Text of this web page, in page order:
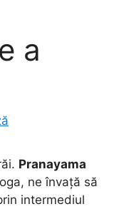
a
Pranayama
ne învață să
intermediul